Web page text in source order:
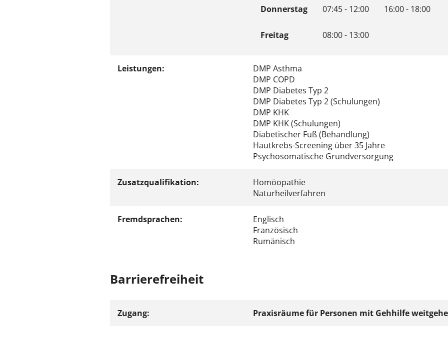
Donnerstag 07:45 - 12:00 16:00 - 18:00
Freitag 08:00 - 13:00
Leistungen:
DMP Asthma
DMP COPD
DMP Diabetes Typ 2
DMP Diabetes Typ 2 (Schulungen)
DMP KHK
DMP KHK (Schulungen)
Diabetischer Fuß (Behandlung)
Hautkrebs-Screening über 35 Jahre
Psychosomatische Grundversorgung
Zusatzqualifikation:
Homöopathie
Naturheilverfahren
Fremdsprachen:
Englisch
Französisch
Rumänisch
Barrierefreiheit
Zugang:
Praxisräume für Personen mit Gehhilfe